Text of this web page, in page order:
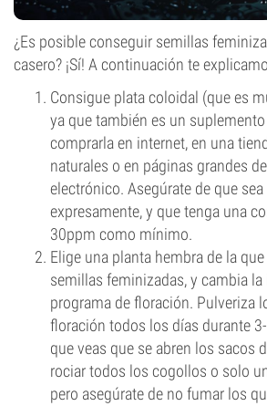
¿Es posible conseguir semillas
casero? ¡Sí! A continuación te
Consigue plata coloidal (que es
ya que también es un
comprarla en internet, en una
naturales o en páginas grandes
electrónico. Asegúrate de que
expresamente, y que tenga una
30ppm como mínimo.
Elige una planta hembra de la
semillas feminizadas, y cambia
programa de floración. Pulveriza
floración todos los días durante
que veas que se abren los sacos
rociar todos los cogollos o solo
pero asegúrate de no fumar los